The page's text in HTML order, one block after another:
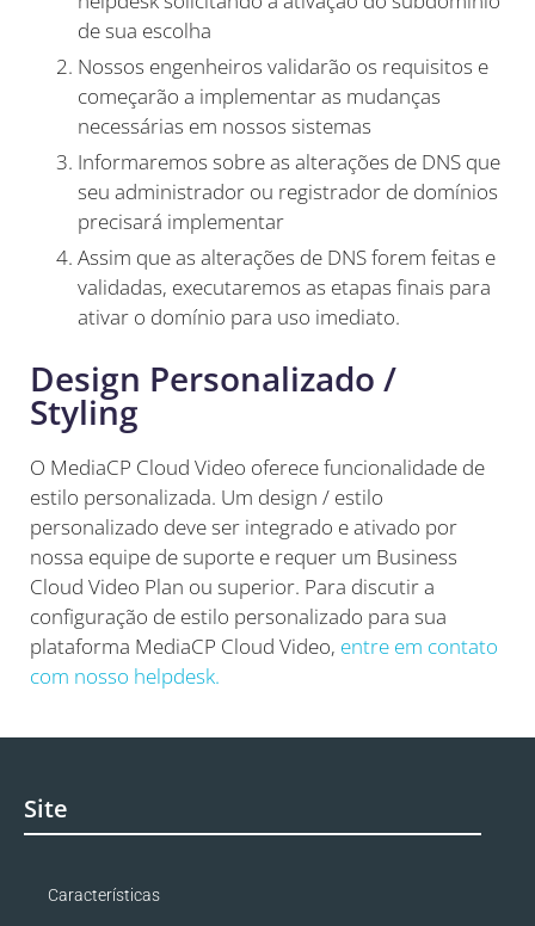
de sua escolha
Nossos engenheiros validarão os requisitos e
começarão a implementar as mudanças
necessárias em nossos sistemas
Informaremos sobre as alterações de DNS que
seu administrador ou registrador de domínios
precisará implementar
Assim que as alterações de DNS forem feitas e
validadas, executaremos as etapas finais para
ativar o domínio para uso imediato.
Design Personalizado /
Styling
O MediaCP Cloud Video oferece funcionalidade de
estilo personalizada. Um design / estilo
personalizado deve ser integrado e ativado por
nossa equipe de suporte e requer um Business
Cloud Video Plan ou superior. Para discutir a
configuração de estilo personalizado para sua
plataforma MediaCP Cloud Video, entre em contato
com nosso helpdesk.
Site
Características